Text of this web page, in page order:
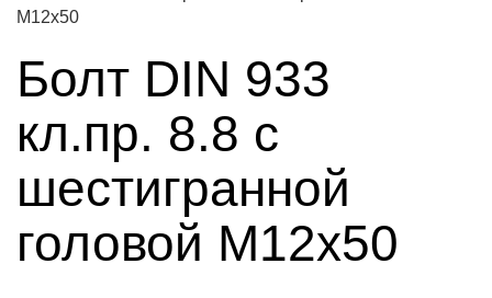
М12x50
Болт DIN 933
кл.пр. 8.8 с
шестигранной
головой М12x50